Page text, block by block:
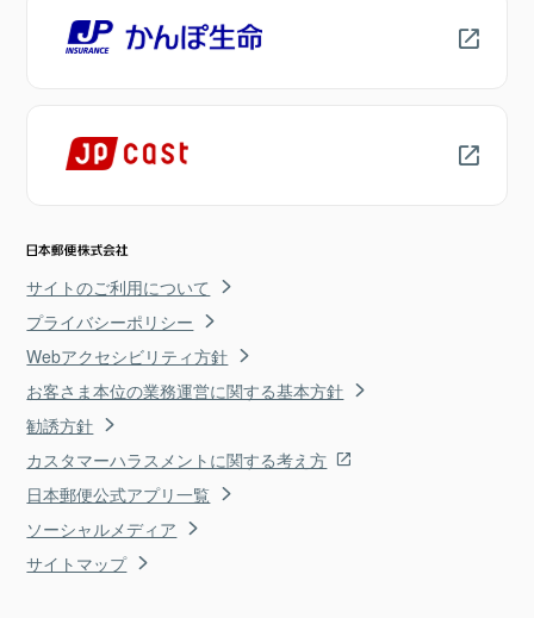
サイトのご利用について
プライバシーポリシー
Webアクセシビリティ方針
お客さま本位の業務運営に関する基本方針
勧誘方針
カスタマーハラスメントに関する考え方
日本郵便公式アプリ一覧
ソーシャルメディア
サイトマップ